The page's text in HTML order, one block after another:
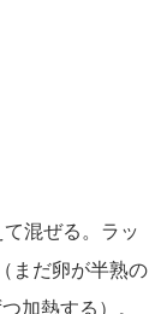
混ぜる。ラッ
まだ卵が半熟の
加熱する）。